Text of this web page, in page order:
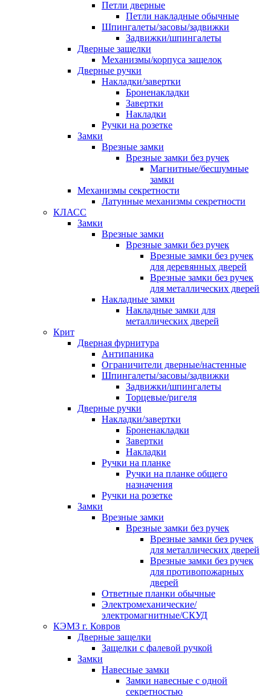
Петли дверные
Петли накладные обычные
Шпингалеты/засовы/задвижки
Задвижки/шпингалеты
Дверные защелки
Механизмы/корпуса защелок
Дверные ручки
Накладки/завертки
Броненакладки
Завертки
Накладки
Ручки на розетке
Замки
Врезные замки
Врезные замки без ручек
Магнитные/бесшумные
замки
Механизмы секретности
Латунные механизмы секретности
КЛАСС
Замки
Врезные замки
Врезные замки без ручек
Врезные замки без ручек
для деревянных дверей
Врезные замки без ручек
для металлических дверей
Накладные замки
Накладные замки для
металлических дверей
Крит
Дверная фурнитура
Антипаника
Ограничители дверные/настенные
Шпингалеты/засовы/задвижки
Задвижки/шпингалеты
Торцевые/ригеля
Дверные ручки
Накладки/завертки
Броненакладки
Завертки
Накладки
Ручки на планке
Ручки на планке общего
назначения
Ручки на розетке
Замки
Врезные замки
Врезные замки без ручек
Врезные замки без ручек
для металлических дверей
Врезные замки без ручек
для противопожарных
дверей
Ответные планки обычные
Электромеханические/
электромагнитные/СКУД
КЭМЗ г. Ковров
Дверные защелки
Защелки с фалевой ручкой
Замки
Навесные замки
Замки навесные с одной
секретностью